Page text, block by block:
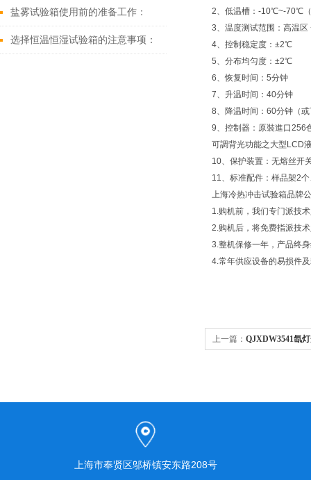
盐雾试验箱使用前的准备工作：
选择恒温恒湿试验箱的注意事项：
2、低温槽：-10℃~-70℃
3、温度测试范围：高温
4、控制稳定度：±2℃
5、分布均匀度：±2℃
6、恢复时间：5分钟
7、升温时间：40分钟
8、降温时间：60分钟（
9、控制器：原裝進口256
可調背光功能之大型LCD
10、保护装置：无熔丝开
11、标准配件：样品架2
上海冷热冲击试验箱品牌
1.购机前，我们专门派技
2.购机后，将免费指派技
3.整机保修一年，产品终
4.常年供应设备的易损件
上一篇： QJXDW3541氙
上海市奉贤区邬桥镇安东路208号